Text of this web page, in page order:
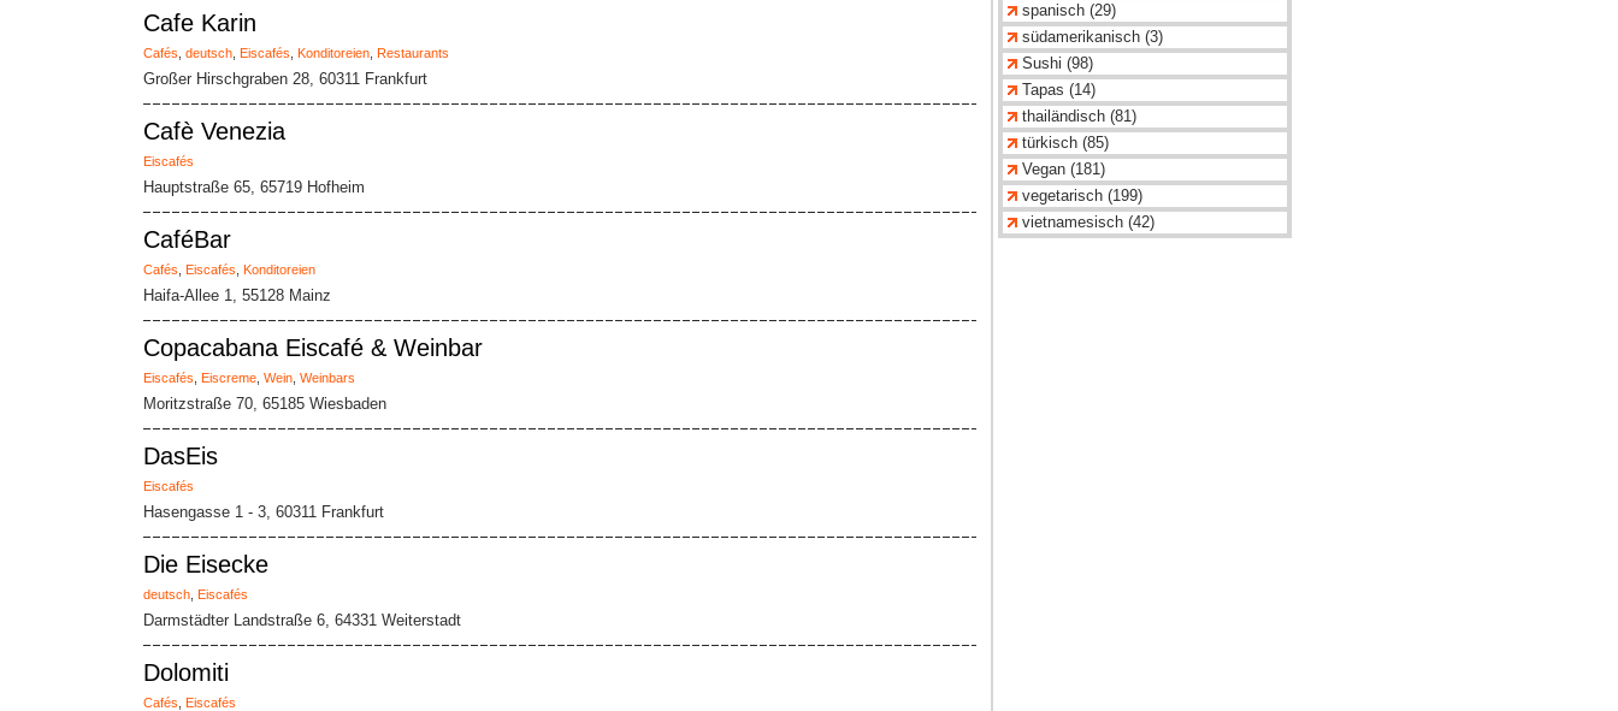
Cafe Karin
Cafés deutsch Eiscafés Konditoreien Restaurants
Großer Hirschgraben 28, 60311 Frankfurt
Cafè Venezia
Eiscafés
Hauptstraße 65, 65719 Hofheim
CaféBar
Cafés Eiscafés Konditoreien
Haifa-Allee 1, 55128 Mainz
Copacabana Eiscafé & Weinbar
Eiscafés Eiscreme Wein Weinbars
Moritzstraße 70, 65185 Wiesbaden
DasEis
Eiscafés
Hasengasse 1 - 3, 60311 Frankfurt
Die Eisecke
deutsch Eiscafés
Darmstädter Landstraße 6, 64331 Weiterstadt
Dolomiti
Cafés Eiscafés
spanisch (29)
südamerikanisch (3)
Sushi (98)
Tapas (14)
thailändisch (81)
türkisch (85)
Vegan (181)
vegetarisch (199)
vietnamesisch (42)